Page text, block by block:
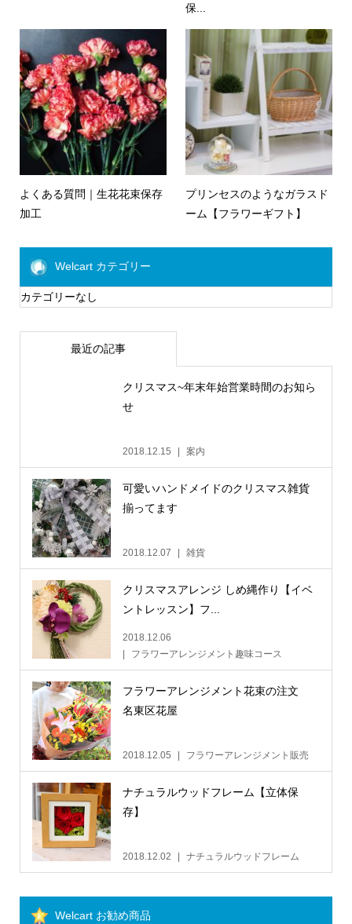
保...
よくある質問｜生花花束保存
加工
プリンセスのようなガラスド
ーム【フラワーギフト】
Welcart カテゴリー
カテゴリーなし
最近の記事
クリスマス~年末年始営業時間のお知ら
せ
2018.12.15 案内
可愛いハンドメイドのクリスマス雑貨
揃ってます
2018.12.07 雑貨
クリスマスアレンジ しめ縄作り【イベ
ントレッスン】フ...
2018.12.06
フラワーアレンジメント趣味コース
フラワーアレンジメント花束の注文
名東区花屋
2018.12.05 フラワーアレンジメント販売
ナチュラルウッドフレーム【立体保
存】
2018.12.02 ナチュラルウッドフレーム
Welcart お勧め商品